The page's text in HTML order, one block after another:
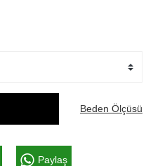
Beden Ölçüsü
Paylaş